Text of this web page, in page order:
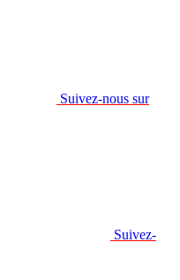
Suivez-nous sur
Suivez-